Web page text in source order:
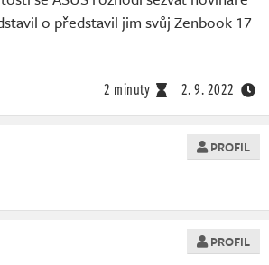
o představil jim svůj Zenbook 17
2 minuty 2. 9. 2022
PROFIL
PROFIL